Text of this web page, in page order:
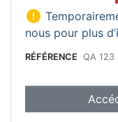

nous pour plus
RÉFÉRENCE QA 123